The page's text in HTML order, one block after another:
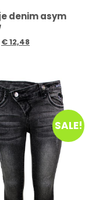
denim asym
€12,48
SALE!